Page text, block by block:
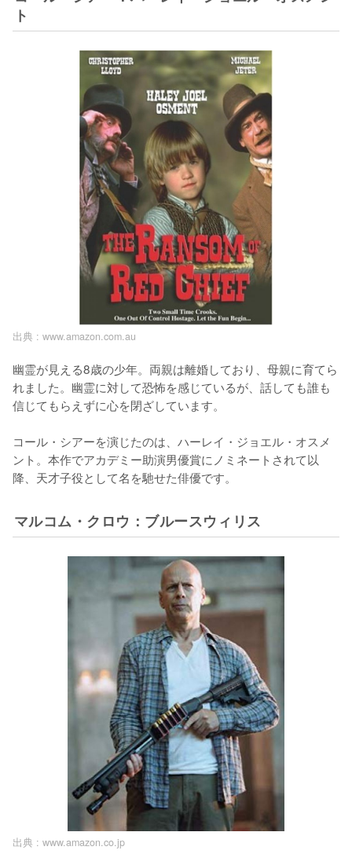
ト
出典 : www.amazon.com.au
幽霊が見える8歳の少年。両親は離婚しており、母親に育てら
れました。幽霊に対して恐怖を感じているが、話しても誰も
信じてもらえずに心を閉ざしています。
コール・シアーを演じたのは、ハーレイ・ジョエル・オスメ
ント。本作でアカデミー助演男優賞にノミネートされて以
降、天才子役として名を馳せた俳優です。
マルコム・クロウ：ブルースウィリス
出典 : www.amazon.co.jp